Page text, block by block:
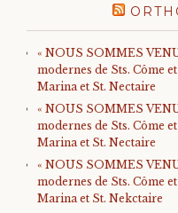
« NOUS SOMMES
modernes de Sts. Côme
Marina et St. Nectaire
« NOUS SOMMES
modernes de Sts. Côme
Marina et St. Nectaire
« NOUS SOMMES
modernes de Sts. Côme
Marina et St. Nekctaire